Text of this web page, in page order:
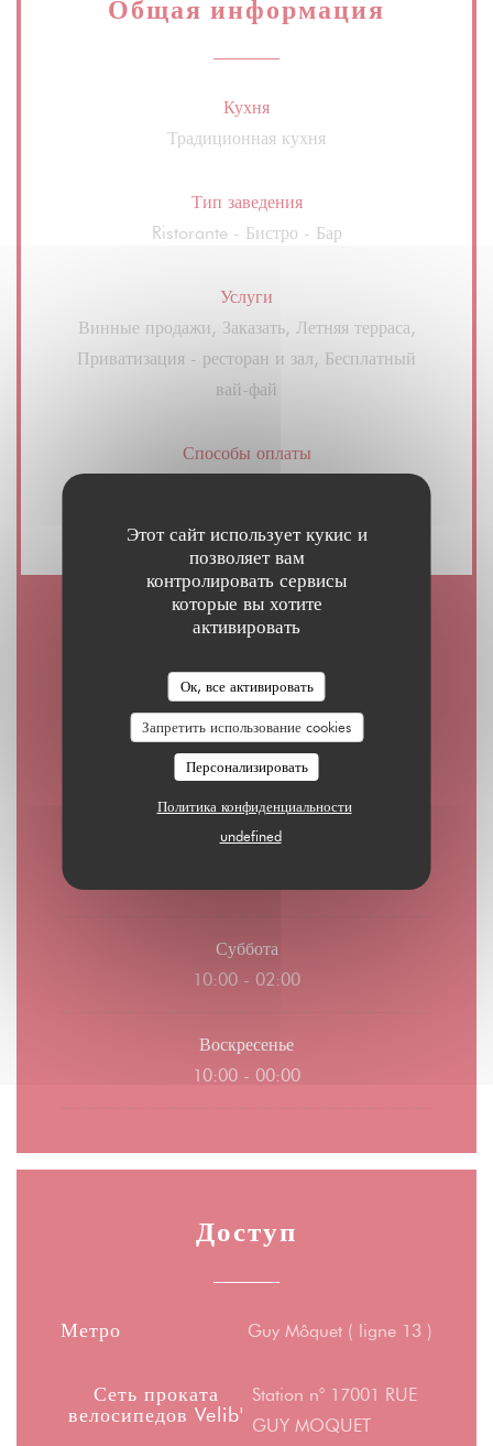
Этот сайт использует кукис и
позволяет вам
контролировать сервисы
которые вы хотите
активировать
Ок, все активировать
Запретить использование cookies
Персонализировать
Политика конфиденциальности
undefined
Общая информация
Кухня
Традиционная кухня
Тип заведения
Ristorante - Бистро - Бар
Услуги
Винные продажи, Заказать, Летняя терраса,
Приватизация - ресторан и зал, Бесплатный
вай-фай
Способы оплаты
виза, Маэстро, Денежные средства, Дебетовая
Часы работы
П�-Ч�
08:00 - 01:00
Суббота
10:00 - 02:00
Воскресенье
10:00 - 00:00
Доступ
Метро Guy Môquet ( ligne 13 )
Сеть проката
велосипедов Velib'
Station n° 17001 RUE
GUY MOQUET